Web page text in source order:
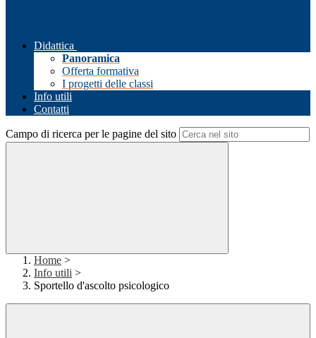
Didattica
Panoramica
Offerta formativa
I progetti delle classi
Info utili
Contatti
Campo di ricerca per le pagine del sito
Home >
Info utili >
Sportello d'ascolto psicologico